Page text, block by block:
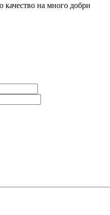
качество на много добри